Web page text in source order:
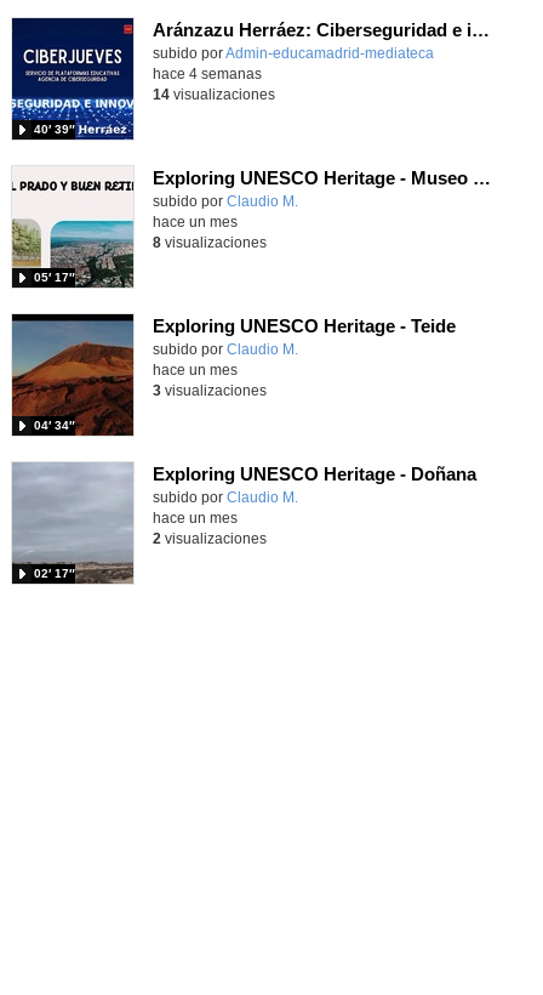
Aránzazu Herráez: Ciberseguridad e innovación: Protegiendo y transformando la vida digital
subido porAdmin-educamadrid-mediateca
40′ 39″
hace 4 semanas
14visualizaciones
Exploring UNESCO Heritage - Museo del Prado
Contenido educativo.
subido por Claudio M.
05′ 17″
hace un mes
8visualizaciones
Exploring UNESCO Heritage - Teide
Contenido educativo.
subido por Claudio M.
04′ 34″
hace un mes
3visualizaciones
Exploring UNESCO Heritage - Doñana
Contenido educativo.
subido por Claudio M.
02′ 17″
hace un mes
2 visualizaciones